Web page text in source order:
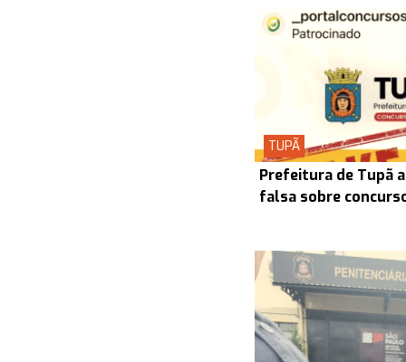
TUPÃ
Prefeitura de Tupã
falsa sobre